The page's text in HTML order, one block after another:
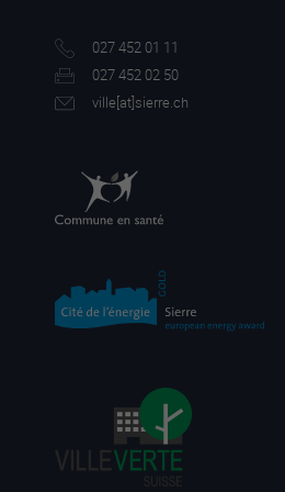
027 452 01 11
027 452 02 50
ville[at]sierre.ch